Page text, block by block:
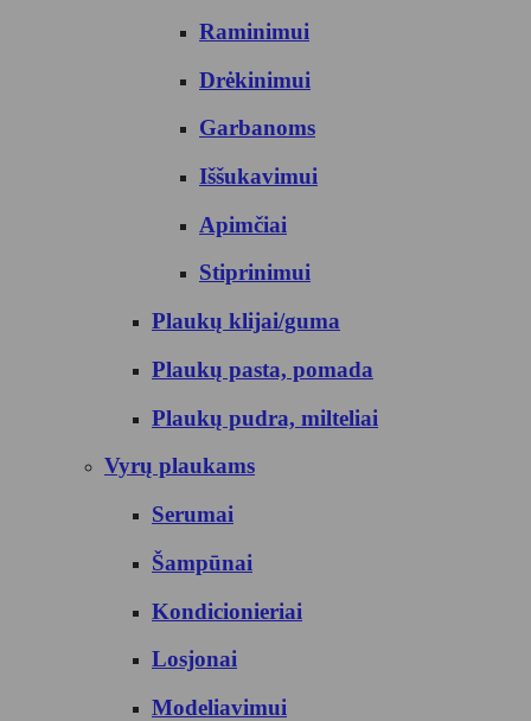
Raminimui
Drėkinimui
Garbanoms
Iššukavimui
Apimčiai
Stiprinimui
Plaukų klijai/guma
Plaukų pasta, pomada
Plaukų pudra, milteliai
Vyrų plaukams
Serumai
Šampūnai
Kondicionieriai
Losjonai
Modeliavimui